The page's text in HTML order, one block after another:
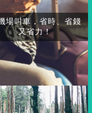
場叫車，省時、省錢
又省力！